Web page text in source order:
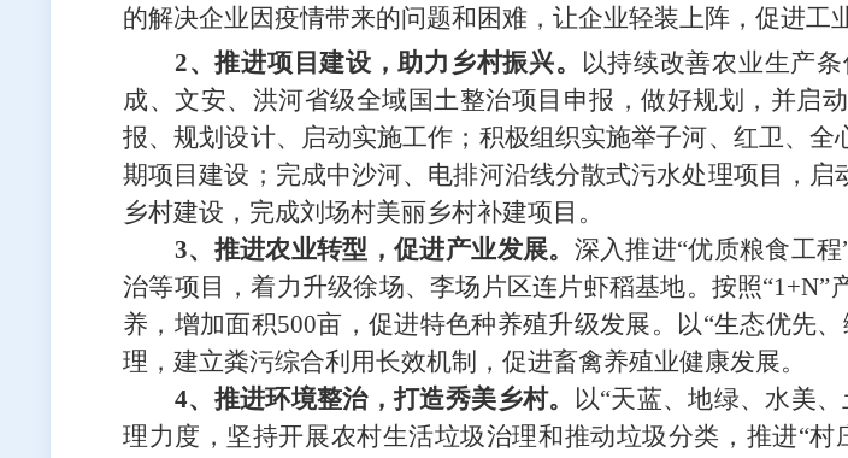
的解决企业因疫情带来的问题和困难，让企业轻装上阵，促进工
2、推进项目建设，助力乡村振兴。 以持续改善农业生产
成、文安、洪河省级全域国土整治项目申报，做好规划，并启
报、规划设计、启动实施工作；积极组织实施举子河、红卫、
期项目建设；完成中沙河、电排河沿线分散式污水处理项目，
乡村建设，完成刘场村美丽乡村补建项目。
3、推进农业转型，促进产业发展。 深入推进“优质粮食工
治等项目，着力升级徐场、李场片区连片虾稻基地。 按照“1+N”
养，增加面积500亩 ，促进特色种养殖升级发展。 以“生态优先
理 ， 建立粪污综合利用长效机制，促进畜禽养殖业健康发展。
4、推进环境整治，打造秀美乡村。 以“天蓝、地绿、水美
理力度， 坚持开展农村生活垃圾治理和推动垃圾分类，推进“村